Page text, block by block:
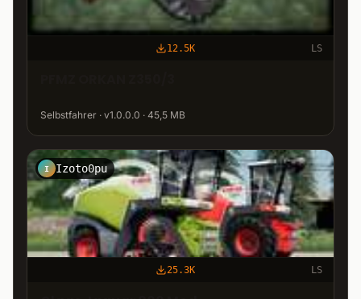
12.5K LS
Selbstfahrer · v1.0.0.0 · 45,5 MB
I Izoto0pu
25.3K LS